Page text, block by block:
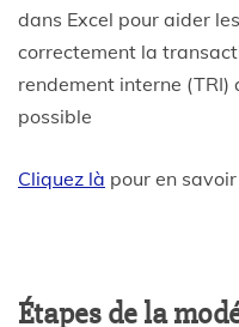
dans Excel pour aider
correctement la
rendement interne (TRI)
possible
Cliquez là pour en
Étapes de la